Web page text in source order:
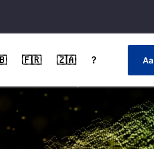
🇫🇷 🇿🇦 ?